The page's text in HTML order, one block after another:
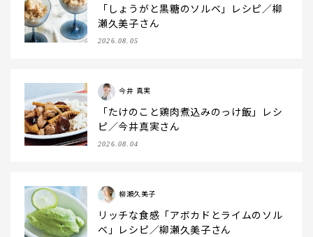
「しょうがと黒糖のソルベ」レシピ／柳
瀬久美子さん
2026.08.05
今井 真実
「たけのこと鶏肉煮込みのっけ飯」レシ
ピ／今井真実さん
2026.08.04
柳瀬久美子
リッチな食感「アボカドとライムのソル
ベ」レシピ／柳瀬久美子さん